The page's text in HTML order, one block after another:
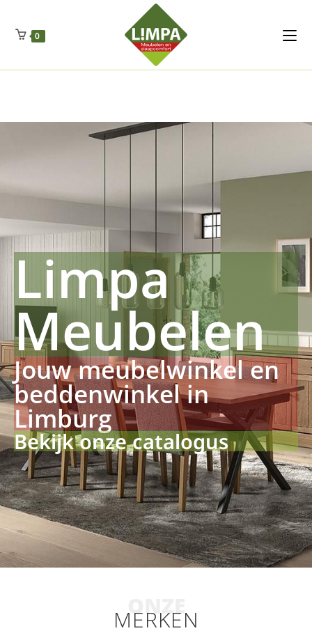
Regenschut
Drueckerpro
Fettsauren Dekemax Kapselmed
Luftkuhlen Zauberfan Netzfenste Insektensc
0
Limpa
Meubelen
Jouw meubelwinkel en
beddenwinkel in
Limburg
Bekijk onze catalogus
ONZE
MERKEN